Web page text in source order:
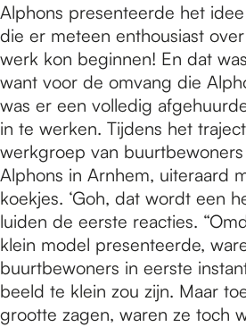
Alphons presenteerde het
die er meteen enthousiast
werk kon beginnen! En dat
want voor de omvang die
was er een volledig
in te werken. Tijdens het
werkgroep van
Alphons in Arnhem, uiteraard
koekjes. ‘Goh, dat wordt een
luiden de eerste reacties.
klein model presenteerde,
buurtbewoners in eerste
beeld te klein zou zijn. Maar
grootte zagen, waren ze toch